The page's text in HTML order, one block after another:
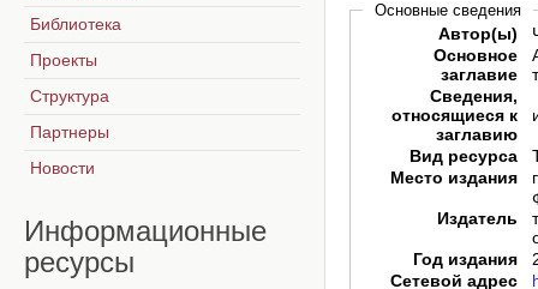
Основные сведения
Автор(ы)
Основное
заглавие
Сведения,
относящиеся к
заглавию
Вид ресурса
Место издания
Издатель
Год издания
Сетевой адрес
Библиотека
Проекты
Структура
Партнеры
Новости
Информационные
ресурсы